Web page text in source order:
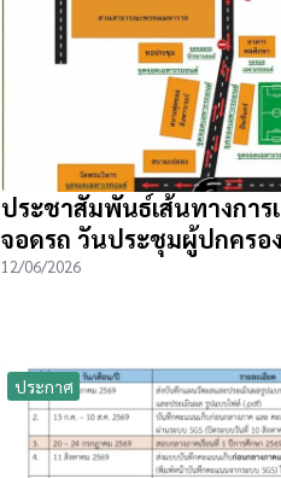
ประชาสัมพันธ์เส้นทางการ
จอดรถ วันประชุมผู้ปกครอ
12/06/2026
ประกาศ